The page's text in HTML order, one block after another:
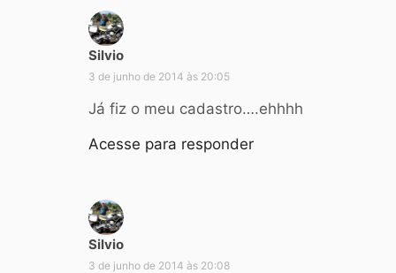
Silvio
i
s
:
3 de junho de 2014 às 20:05
Já fiz o meu cadastro….ehhhh
Acesse para responder
Silvio
i
3 de junho de 2014 às 20:08